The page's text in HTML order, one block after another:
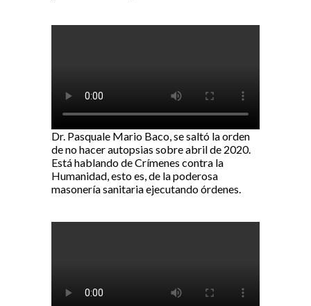
Dr. Pasquale Mario Baco, se saltó la orden
de no hacer autopsias sobre abril de 2020.
Está hablando de Crímenes contra la
Humanidad, esto es, de la poderosa
masonería sanitaria ejecutando órdenes.